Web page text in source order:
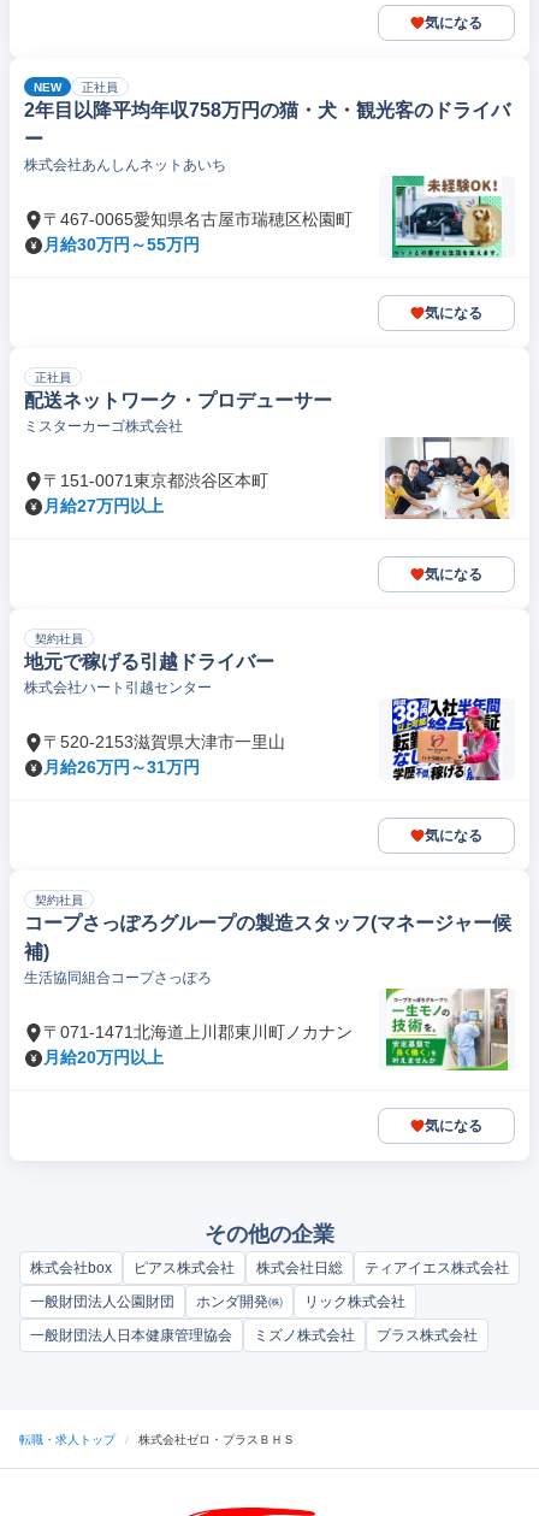
気になる
NEW 正社員
2年目以降平均年収758万円の猫・犬・観光客のドライバ
ー
株式会社あんしんネットあいち
〒467-0065愛知県名古屋市瑞穂区松園町
月給30万円～55万円
気になる
正社員
配送ネットワーク・プロデューサー
ミスターカーゴ株式会社
〒151-0071東京都渋谷区本町
月給27万円以上
気になる
契約社員
地元で稼げる引越ドライバー
株式会社ハート引越センター
〒520-2153滋賀県大津市一里山
月給26万円～31万円
気になる
契約社員
コープさっぽろグループの製造スタッフ(マネージャー候
補)
生活協同組合コープさっぽろ
〒071-1471北海道上川郡東川町ノカナン
月給20万円以上
気になる
その他の企業
株式会社box ピアス株式会社 株式会社日総
ティアイエス株式会社
一般財団法人公園財団
ホンダ開発㈱
リック株式会社
一般財団法人日本健康管理協会
ミズノ株式会社 プラス株式会社
転職・求人トップ / 株式会社ゼロ・プラスＢＨＳ